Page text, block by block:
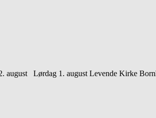
august Lørdag 1. august Levende Kirke